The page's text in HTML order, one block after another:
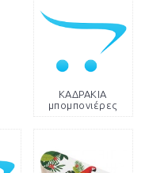
ΚΑΔΡΑΚΙΑ
μπομπονιέρες